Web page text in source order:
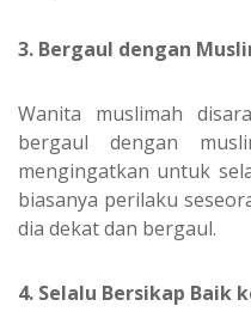
3. Bergaul dengan
Wanita muslimah
bergaul dengan
mengingatkan untuk
biasanya perilaku
dia dekat dan bergaul.
4. Selalu Bersikap Baik